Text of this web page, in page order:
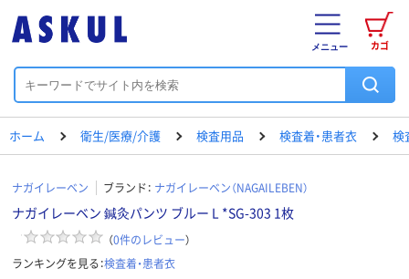
カゴ
メニュー
ホーム 衛生/医療/介護 検査用品 検査着・患者衣 検
ナガイレーベン ブランド： ナガイレーベン（NAGAILEBEN）
ナガイレーベン 鍼灸パンツ ブルー L *SG-303 1枚
（0件のレビュー）
ランキングを見る：検査着・患者衣